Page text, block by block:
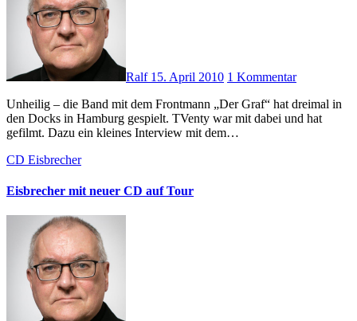
Ralf 15. April 2010 1 Kommentar
Unheilig – die Band mit dem Frontmann „Der Graf“ hat dreimal in
den Docks in Hamburg gespielt. TVenty war mit dabei und hat
gefilmt. Dazu ein kleines Interview mit dem…
CD Eisbrecher
Eisbrecher mit neuer CD auf Tour